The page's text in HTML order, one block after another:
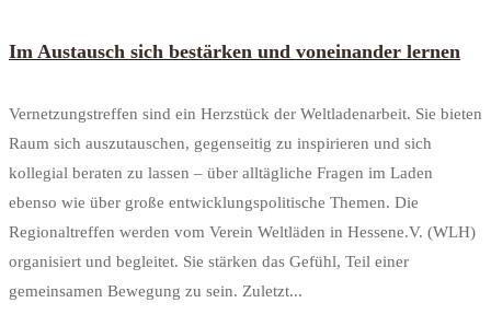
Im Austausch sich bestärken und voneinander lernen
Vernetzungstreffen sind ein Herzstück der Weltladenarbeit. Sie bieten
Raum sich auszutauschen, gegenseitig zu inspirieren und sich
kollegial beraten zu lassen – über alltägliche Fragen im Laden
ebenso wie über große entwicklungspolitische Themen. Die
Regionaltreffen werden vom Verein Weltläden in Hessene.V. (WLH)
organisiert und begleitet. Sie stärken das Gefühl, Teil einer
gemeinsamen Bewegung zu sein. Zuletzt...